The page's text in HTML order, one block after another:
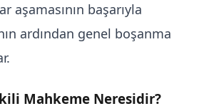
aşamasının başarıyla
ardından genel boşanma
Mahkeme Neresidir?